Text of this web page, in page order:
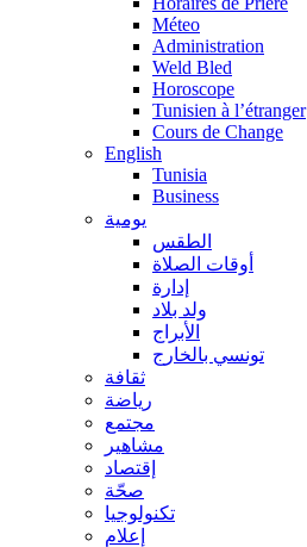
Méteo
Administration
Weld Bled
Horoscope
Tunisien à l’étranger
Cours de Change
English
Tunisia
Business
يومية
الطقس
أوقات الصلاة
إدارة
ولد بلاد
الأبراج
تونسي بالخارج
ثقافة
رياضة
مجتمع
مشاهير
إقتصاد
صحّة
تكنولوجيا
إعلام